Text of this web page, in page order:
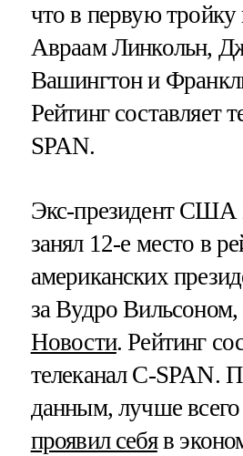
что в первую
Авраам Линкольн,
Вашингтон и
Рейтинг составляет
SPAN.
Экс-президент США
занял 12-е место в
американских
за Вудро
Новости. Рейтинг
телеканал C-SPAN.
данным, лучше
проявил себяв